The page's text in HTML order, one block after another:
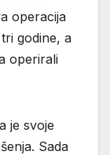
operacija
godine, a
operirali
je svoje
Sada